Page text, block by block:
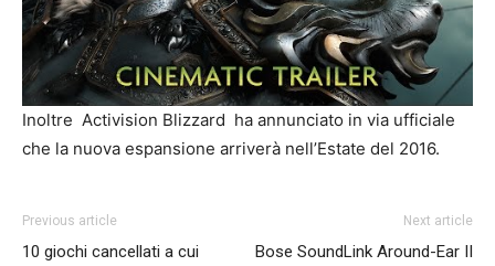
Inoltre Activision Blizzard ha annunciato in via ufficiale
che la nuova espansione arriverà nell’Estate del 2016.
Previous article
10 giochi cancellati a cui
Next article
Bose SoundLink Around-Ear II